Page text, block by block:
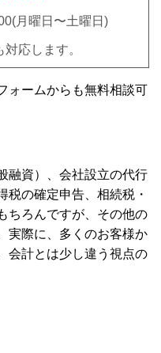
月曜日〜土曜日)
応します。
ォームからも無料相談可
融資）、会社設立の代行
税の確定申告、相続税・
ちろんですが、その他の
実際に、多くのお客様か
会計とは少し違う視点の